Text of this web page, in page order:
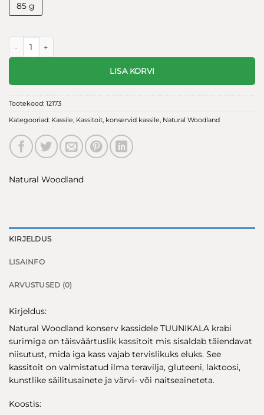
85 g
LISA KORVI
Tootekood: 12173
Kategooriad: Kassile, Kassitoit, konservid kassile, Natural Woodland
Natural Woodland
KIRJELDUS
LISAINFO
ARVUSTUSED (0)
Kirjeldus:
Natural Woodland konserv kassidele TUUNIKALA krabi
surimiga on täisväärtuslik kassitoit mis sisaldab täiendavat
niisutust, mida iga kass vajab tervislikuks eluks. See
kassitoit on valmistatud ilma teravilja, gluteeni, laktoosi,
kunstlike säilitusainete ja värvi- või naitseaineteta.
Koostis: